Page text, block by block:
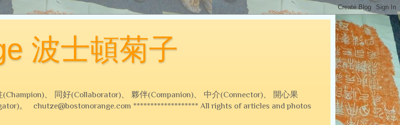
波士頓菊子
、 同好(Collaborator)、 夥伴(Companion)、 中介(Connector)、 開心果
。 chutze@bostonorange.com ******************* All rights of articles and photos